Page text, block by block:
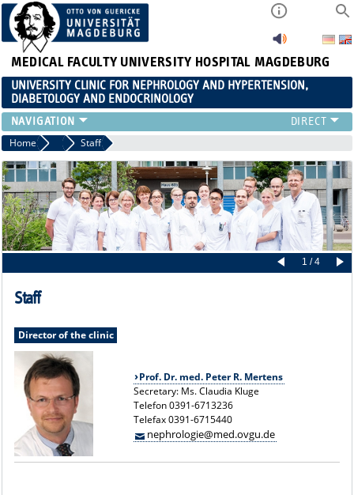
MEDICAL FACULTY UNIVERSITY HOSPITAL MAGDEBURG
UNIVERSITY CLINIC FOR NEPHROLOGY AND HYPERTENSION,
DIABETOLOGY AND ENDOCRINOLOGY
CLINIC
TEACHING
ADVANCED TRAINING
CAREERS
LINKS
CONTACT
Home Team Staff
1 / 4
Staff
Director of the clinic
Prof. Dr. med. Peter R. Mertens
Secretary: Ms. Claudia Kluge
Telefon 0391-6713236
Telefax 0391-6715440
nephrologie@med.ovgu.de